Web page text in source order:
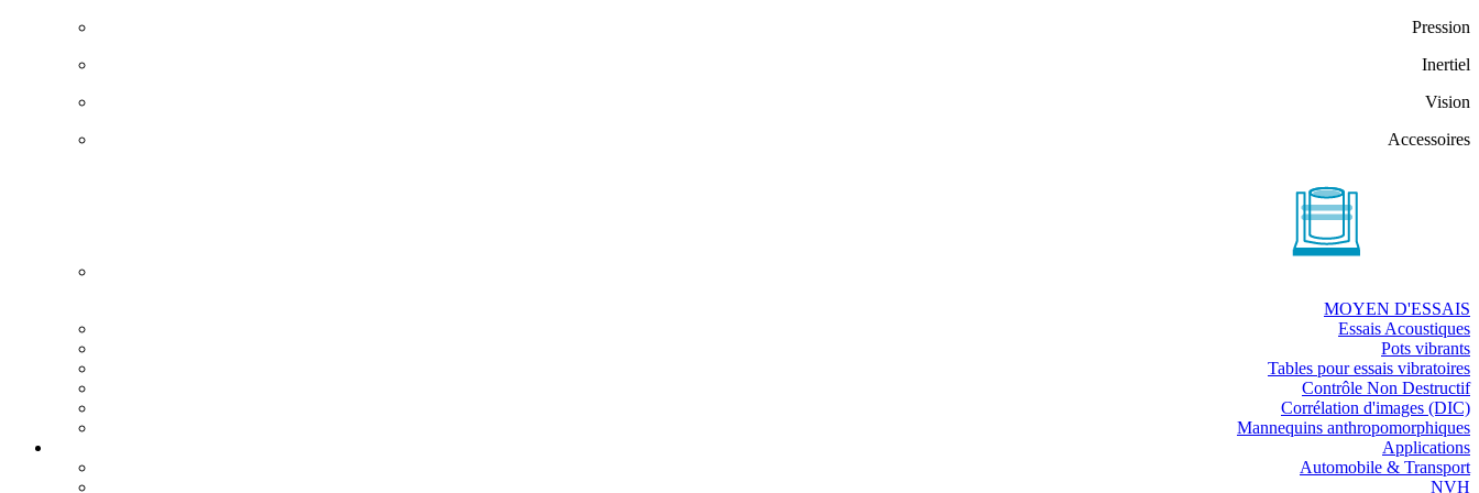
Pression
Inertiel
Vision
Accessoires
MOYEN D'ESSAIS
Essais Acoustiques
Pots vibrants
Tables pour essais vibratoires
Contrôle Non Destructif
Corrélation d'images (DIC)
Mannequins anthropomorphiques
Applications
Automobile & Transport
NVH